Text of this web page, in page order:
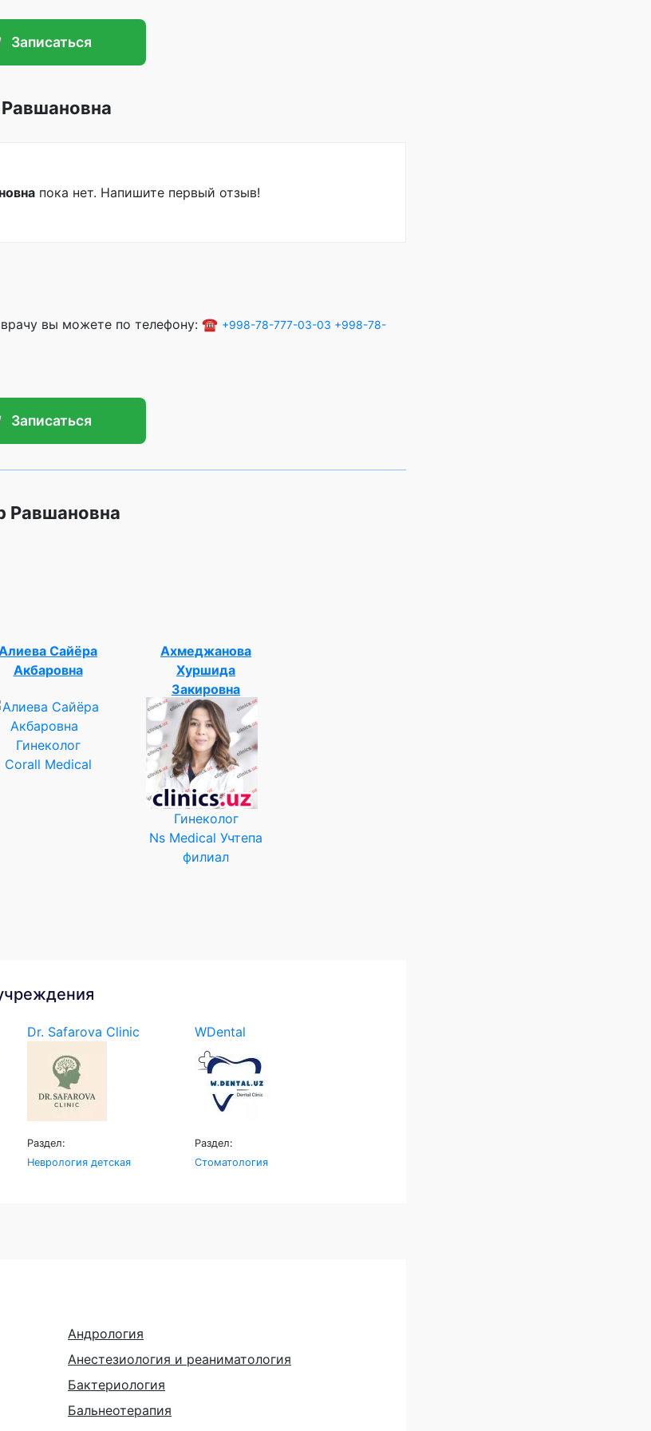
Записаться
пока нет. Напишите первый отзыв!
врачу вы можете по телефону: ☎️ +998-78-777-03-03 +998-78-
Записаться
Равшановна
Сайёра
Акбаровна
Гинеколог
Corall Medical
Ахмеджанова
Хуршида
Закировна
Гинеколог
Ns Medical Учтепа
филиал
Dr. Safarova Clinic
Раздел:
Неврология детская
WDental
Раздел:
Стоматология
Андрология
Анестезиология и реаниматология
Бактериология
Бальнеотерапия